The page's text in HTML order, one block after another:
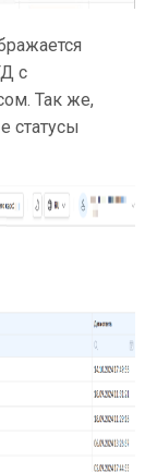
с
Так же,
статусы